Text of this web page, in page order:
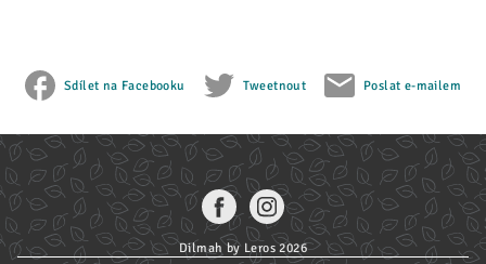
Sdílet na Facebooku Tweetnout Poslat e-mailem
Dilmah by Leros 2026